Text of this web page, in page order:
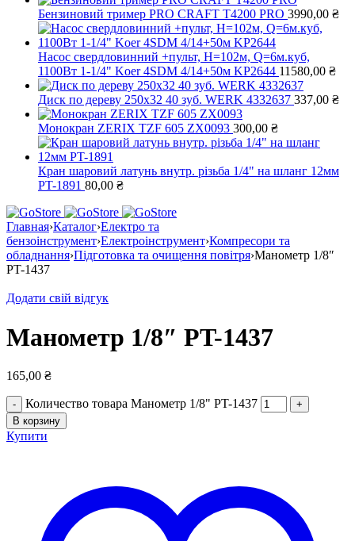
Бензиновий тример PRO СRAFT Т4200 PRO 3990,00 ₴
Насос свердловинний +пульт, Н=102м, Q=6м.куб,
1100Вт 1-1/4" Koer 4SDM 4/14+50м KP2644 11580,00 ₴
Диск по дереву 250х32 40 зуб. WERK 4332637 337,00 ₴
Монокран ZERIX TZF 605 ZX0093 300,00 ₴
Кран шаровий латунь внутр. різьба 1/4" на шланг 12мм
PT-1891 80,00 ₴
Главная›Каталог›Електро та
бензоінструмент›Електроінструмент›Компресори та
обладнання›Підготовка та очищення повітря›Манометр 1/8″
PT-1437
Додати свій відгук
Манометр 1/8″ PT-1437
165,00 ₴
Количество товара Манометр 1/8" PT-1437
В корзину
Купити